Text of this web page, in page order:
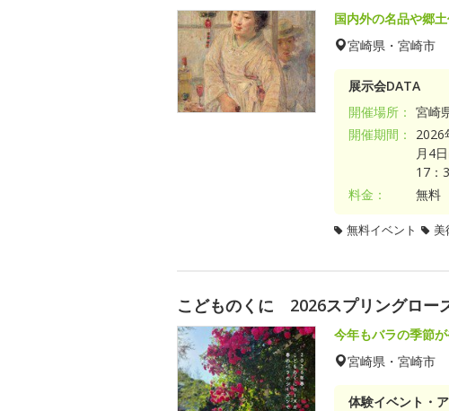
国内外の名品や郷
宮崎県・宮崎市
展示会DATA
開催場所： 宮崎
開催期間：
2026
月4
17：
料金：
無料
無料イベント 美
こどものくに 2026スプリングロー
今年もバラの季節が
宮崎県・宮崎市
体験イベント・